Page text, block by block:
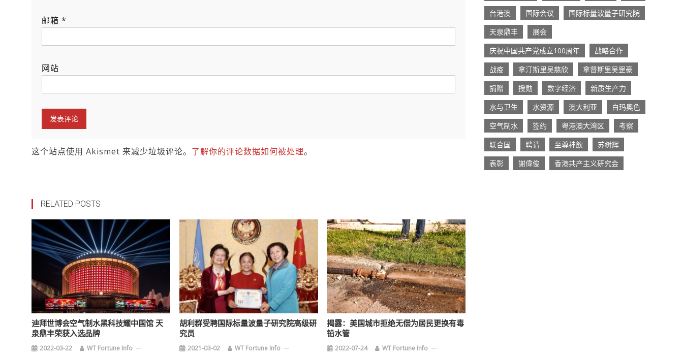
邮箱 *
网站
这个站点使用 Akismet 来减少垃圾评论。 了解你的评论数据如何被处理。
RELATED POSTS
迪拜世博会空气制水黑科技耀中国馆 天
泉鼎丰荣获入选品牌
2022-03-22 WT Fortune Info
胡利群受聘国际标量波量子研究院高级研
究员
2021-03-02 WT Fortune Info
揭露：美国城市拒绝无偿为居民更换有毒
铅水管
2022-07-24 WT Fortune Info
台港澳
国际会议
国际标量波量子研究院
天泉鼎丰
展会
庆祝中国共产党成立100周年
战略合作
战疫
拿汀斯里吴慈欣
拿督斯里吴罡豪
捐赠
授勋 数字经济
新质生产力
水与卫生
水资源 澳大利亚
白玛奧色
空气制水
签约 粤港澳大湾区
考察
联合国
聘请 至尊神飲
苏树辉
表彰
謝偉俊 香港共产主义研究会